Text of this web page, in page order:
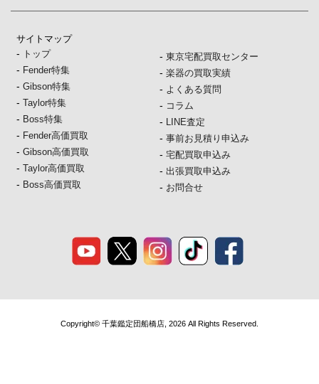
サイトマップ
- トップ
- Fender特集
-Gibson特集
-Taylor特集
- Boss特集
- Fender高価買取
-Gibson高価買取
-Taylor高価買取
- Boss高価買取
- 東京宅配買取センター
- 楽器の買取実績
- よくある質問
- コラム
- LINE査定
- 事前お見積り申込み
- 宅配買取申込み
- 出張買取申込み
- お問合せ
Copyright© 千葉鑑定団船橋店, 2026 All Rights Reserved.